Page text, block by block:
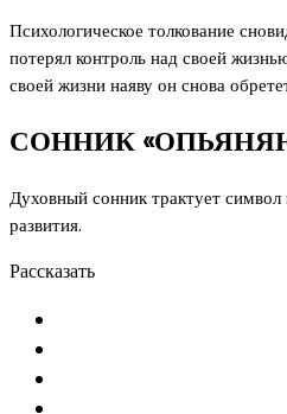
Психологическое толкование
потерял контроль над своей
своей жизни наяву он снова
СОННИК
Духовный сонник трактует
развития.
Рассказать